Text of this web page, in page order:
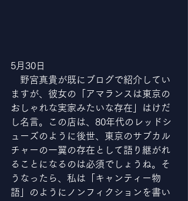
5月30日
野宮真貴が既にブログで紹介してい
ますが、彼女の「アマランスは東京の
おしゃれな実家みたいな存在」はけだ
し名言。この店は、80年代のレッドシ
ューズのように後世、東京のサブカル
チャーの一翼の存在として語り継がれ
ることになるのは必須でしょうね。そ
うなったら、私は「キャンティー物
語」のようにノンフィクションを書い